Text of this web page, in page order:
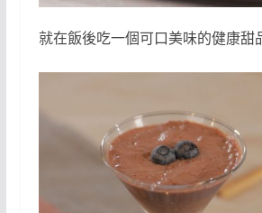
就在飯後吃一個可口美味的健康甜